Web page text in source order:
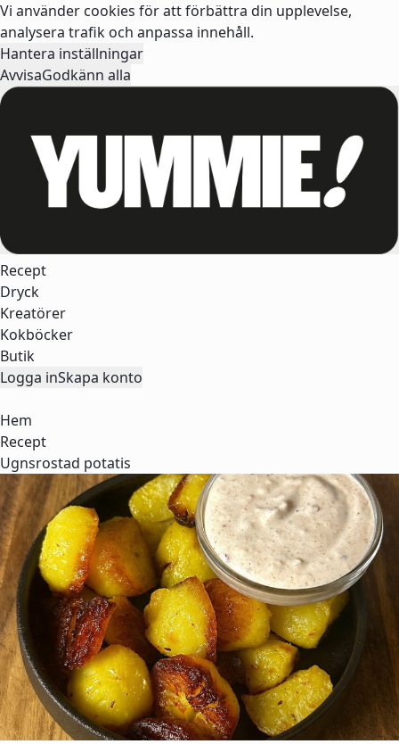
Vi använder cookies för att förbättra din upplevelse,
analysera trafik och anpassa innehåll.
Hantera inställningar
AvvisaGodkänn alla
Recept
Dryck
Kreatörer
Kokböcker
Butik
Logga inSkapa konto
Hem
Recept
Ugnsrostad potatis